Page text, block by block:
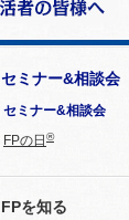
セミナー&相談会
セミナー&相談会
FPの日 ®
FPを知る